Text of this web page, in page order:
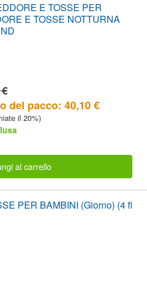
E TOSSE PER
E TOSSE NOTTURNA
del pacco: 40,10 €
il 20%)
al carrello
PER BAMBINI (Giorno) (4 fl